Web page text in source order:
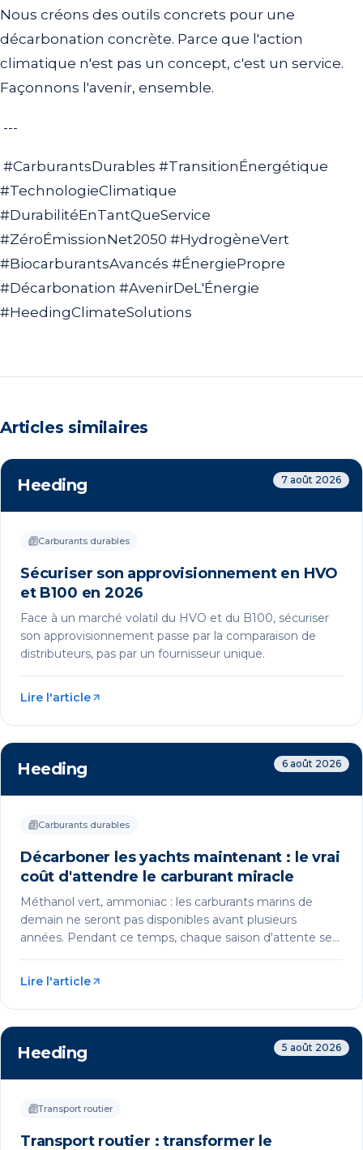
Nous créons des outils concrets pour une
décarbonation concrète. Parce que l'action
climatique n'est pas un concept, c'est un service.
Façonnons l'avenir, ensemble.
---
#CarburantsDurables #TransitionÉnergétique
#TechnologieClimatique
#DurabilitéEnTantQueService
#ZéroÉmissionNet2050 #HydrogèneVert
#BiocarburantsAvancés #ÉnergiePropre
#Décarbonation #AvenirDeL'Énergie
#HeedingClimateSolutions
Articles similaires
Heeding 7 août 2026
Carburants durables
Sécuriser son approvisionnement en HVO
et B100 en 2026
Face à un marché volatil du HVO et du B100, sécuriser
son approvisionnement passe par la comparaison de
distributeurs, pas par un fournisseur unique.
Lire l'article
Heeding 6 août 2026
Carburants durables
Décarboner les yachts maintenant : le vrai
coût d'attendre le carburant miracle
Méthanol vert, ammoniac : les carburants marins de
demain ne seront pas disponibles avant plusieurs
années. Pendant ce temps, chaque saison d'attente se
HVO, carburant drop-in disponible immédiatement,
modifier ses moteurs.
Lire l'article
Heeding 5 août 2026
Transport routier
Transport routier : transformer le